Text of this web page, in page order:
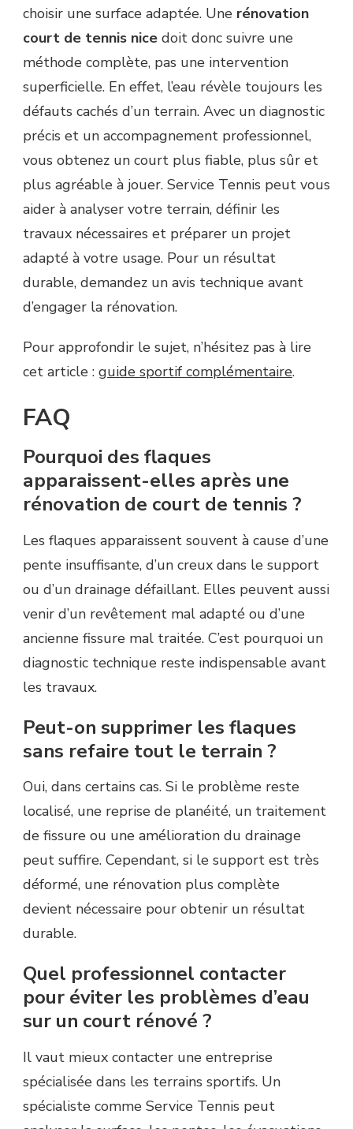
choisir une surface adaptée. Une rénovation
court de tennis nice doit donc suivre une
méthode complète, pas une intervention
superficielle. En effet, l’eau révèle toujours les
défauts cachés d’un terrain. Avec un diagnostic
précis et un accompagnement professionnel,
vous obtenez un court plus fiable, plus sûr et
plus agréable à jouer. Service Tennis peut vous
aider à analyser votre terrain, définir les
travaux nécessaires et préparer un projet
adapté à votre usage. Pour un résultat
durable, demandez un avis technique avant
d’engager la rénovation.
Pour approfondir le sujet, n’hésitez pas à lire
cet article : guide sportif complémentaire.
FAQ
Pourquoi des flaques
apparaissent-elles après une
rénovation de court de tennis ?
Les flaques apparaissent souvent à cause d’une
pente insuffisante, d’un creux dans le support
ou d’un drainage défaillant. Elles peuvent aussi
venir d’un revêtement mal adapté ou d’une
ancienne fissure mal traitée. C’est pourquoi un
diagnostic technique reste indispensable avant
les travaux.
Peut-on supprimer les flaques
sans refaire tout le terrain ?
Oui, dans certains cas. Si le problème reste
localisé, une reprise de planéité, un traitement
de fissure ou une amélioration du drainage
peut suffire. Cependant, si le support est très
déformé, une rénovation plus complète
devient nécessaire pour obtenir un résultat
durable.
Quel professionnel contacter
pour éviter les problèmes d’eau
sur un court rénové ?
Il vaut mieux contacter une entreprise
spécialisée dans les terrains sportifs. Un
spécialiste comme Service Tennis peut